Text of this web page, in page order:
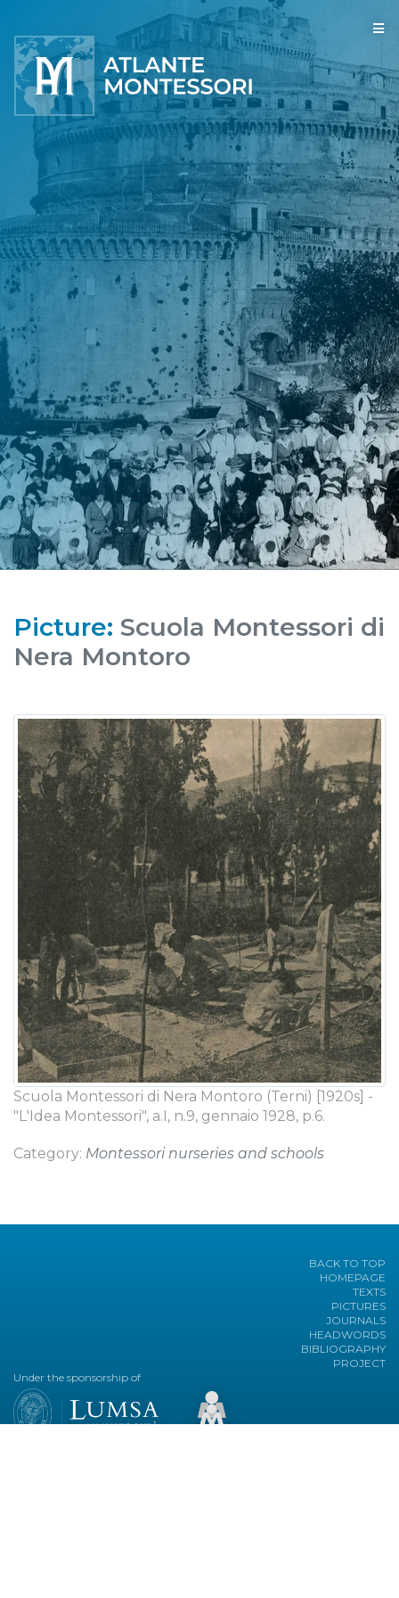
Picture: Scuola Montessori di
Nera Montoro
Scuola Montessori di Nera Montoro (Terni) [1920s] -
"L'Idea Montessori", a.I, n.9, gennaio 1928, p.6.
Category: Montessori nurseries and schools
Under the sponsorship of
BACK TO TOP
HOMEPAGE
TEXTS
PICTURES
JOURNALS
HEADWORDS
BIBLIOGRAPHY
PROJECT